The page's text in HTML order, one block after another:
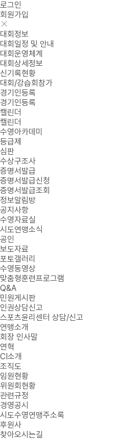
로그인
회원가입
대회정보
대회일정 및 안내
대회운영체계
대회상세정보
신기록현황
대회/강습회참가
경기인등록
경기인등록
캘린더
캘린더
수영아카데미
등급제
심판
수상구조사
증명서발급
증명서발급신청
증명서발급조회
정보알림방
공지사항
수영자료실
시도연맹소식
공인
보도자료
포토갤러리
수영동영상
맞춤형훈련프로그램
Q&A
민원게시판
인권상담신고
스포츠윤리센터 상담/신고
연맹소개
회장 인사말
연혁
CI소개
조직도
임원현황
위원회현황
관련규정
경영공시
시도수영연맹주소록
후원사
찾아오시는길